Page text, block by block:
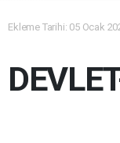
Ekleme Tarihi: 05 Ocak